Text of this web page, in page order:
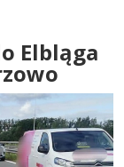
Elbląga